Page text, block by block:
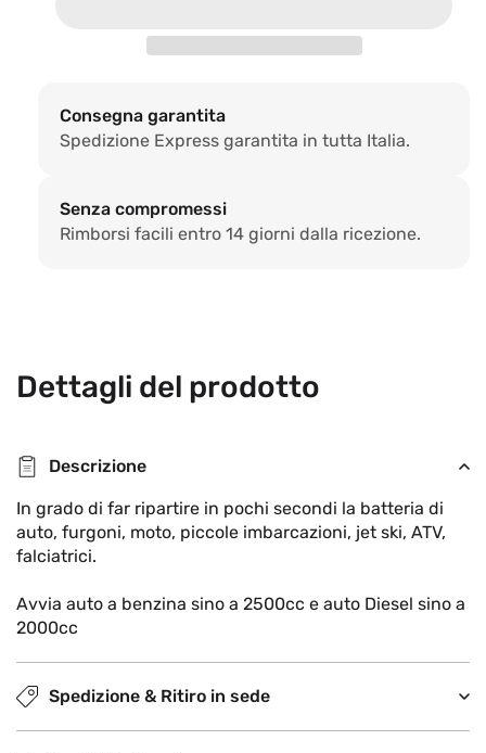
Avviatore
Consegna garantita
Spedizione Express garantita in tutta Italia.
Senza compromessi
Rimborsi facili entro 14 giorni dalla ricezione.
Dettagli del prodotto
Descrizione
In grado di far ripartire in pochi secondi la batteria di
auto, furgoni, moto, piccole imbarcazioni, jet ski, ATV,
falciatrici.
Avvia auto a benzina sino a 2500cc e auto Diesel sino a
2000cc
Spedizione & Ritiro in sede